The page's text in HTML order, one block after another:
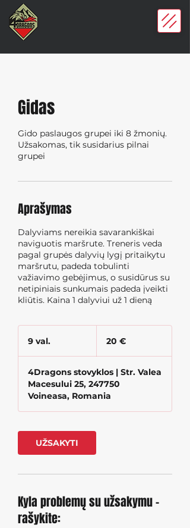
Gidas
Gido paslaugos grupei iki 8 žmonių.
Užsakomas, tik susidarius pilnai
grupei
Aprašymas
Dalyviams nereikia savarankiškai
naviguotis maršrute. Treneris veda
pagal grupės dalyvių lygį pritaikytu
maršrutu, padeda tobulinti
važiavimo gebėjimus, o susidūrus su
netipiniais sunkumais padeda įveikti
kliūtis. Kaina 1 dalyviui už 1 dieną
9 val.
l
.
20 €
4Dragons stovyklos | Str. Valea
Macesului 25, 247750
Voineasa, Romania
UŽSAKYTI
Kyla problemų su užsakymu -
rašykite: